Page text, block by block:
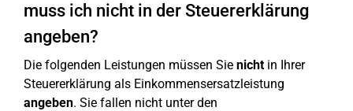
muss ich nicht in der Steuererklärung
angeben?
Die folgenden Leistungen müssen Sie nichtin Ihrer
Steuererklärung als Einkommensersatzleistung
angeben. Sie fallen nicht unter den